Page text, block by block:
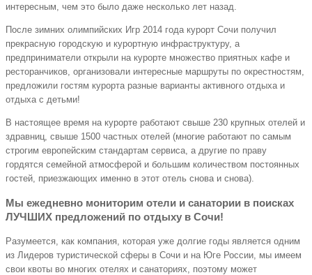
интересным, чем это было даже несколько лет назад.
После зимних олимпийских Игр 2014 года курорт Сочи получил
прекрасную городскую и курортную инфраструктуру, а
предприниматели открыли на курорте множество приятных кафе и
ресторанчиков, организовали интересные маршруты по окрестностям,
предложили гостям курорта разные варианты активного отдыха и
отдыха с детьми!
В настоящее время на курорте работают свыше 230 крупных отелей и
здравниц, свыше 1500 частных отелей (многие работают по самым
строгим европейским стандартам сервиса, а другие по праву
гордятся семейной атмосферой и большим количеством постоянных
гостей, приезжающих именно в этот отель снова и снова).
Мы ежедневно мониторим отели и санатории в поисках
ЛУЧШИХ предложений по отдыху в Сочи!
Разумеется, как компания, которая уже долгие годы является одним
из Лидеров туристической сферы в Сочи и на Юге России, мы имеем
свои квоты во многих отелях и санаториях, поэтому может